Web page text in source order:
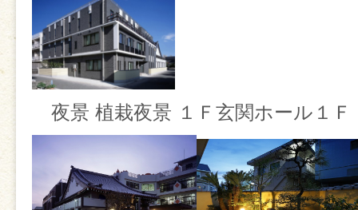
【はなまつり】
「はなまつり」とは、仏教をひ
釈迦(しゃか)さまのお誕生をお
大切な行事です。古くから伝わ
夜景 植栽夜景 １Ｆ玄関ホール１Ｆ